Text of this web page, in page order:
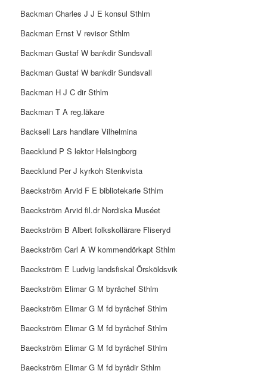
Backman Charles J J E konsul Sthlm
Backman Ernst V revisor Sthlm
Backman Gustaf W bankdir Sundsvall
Backman Gustaf W bankdir Sundsvall
Backman H J C dir Sthlm
Backman T A reg.läkare
Backsell Lars handlare Vilhelmina
Baecklund P S lektor Helsingborg
Baecklund Per J kyrkoh Stenkvista
Baeckström Arvid F E bibliotekarie Sthlm
Baeckström Arvid fil.dr Nordiska Muséet
Baeckström B Albert folkskollärare Fliseryd
Baeckström Carl A W kommendörkapt Sthlm
Baeckström E Ludvig landsfiskal Örsköldsvik
Baeckström Elimar G M byråchef Sthlm
Baeckström Elimar G M fd byråchef Sthlm
Baeckström Elimar G M fd byråchef Sthlm
Baeckström Elimar G M fd byråchef Sthlm
Baeckström Elimar G M fd byrådir Sthlm